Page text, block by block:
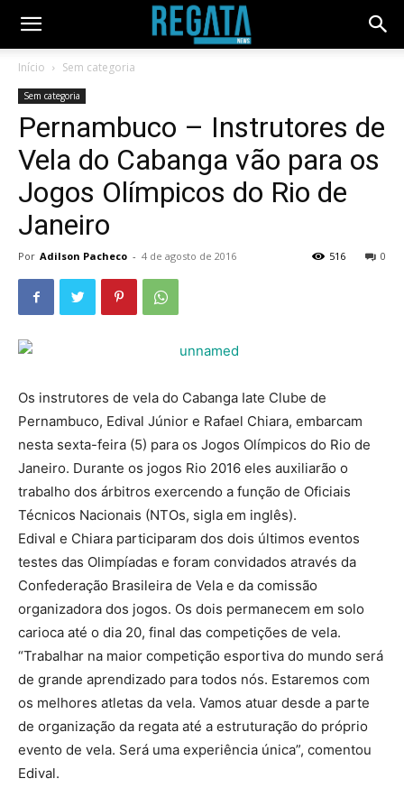
Início Sem categoria
Sem categoria
Pernambuco – Instrutores de
Vela do Cabanga vão para os
Jogos Olímpicos do Rio de
Janeiro
Por Adilson Pacheco - 4 de agosto de 2016 0
516
Os instrutores de vela do Cabanga Iate Clube de
Pernambuco, Edival Júnior e Rafael Chiara, embarcam
nesta sexta-feira (5) para os Jogos Olímpicos do Rio de
Janeiro. Durante os jogos Rio 2016 eles auxiliarão o
trabalho dos árbitros exercendo a função de Oficiais
Técnicos Nacionais (NTOs, sigla em inglês).
Edival e Chiara participaram dos dois últimos eventos
testes das Olimpíadas e foram convidados através da
Confederação Brasileira de Vela e da comissão
organizadora dos jogos. Os dois permanecem em solo
carioca até o dia 20, final das competições de vela.
“Trabalhar na maior competição esportiva do mundo será
de grande aprendizado para todos nós. Estaremos com
os melhores atletas da vela. Vamos atuar desde a parte
de organização da regata até a estruturação do próprio
evento de vela. Será uma experiência única”, comentou
Edival.